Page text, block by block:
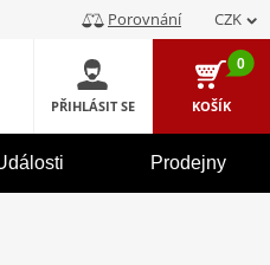
Porovnání CZK
PŘIHLÁSIT SE
0
KOŠÍK
Prodejny